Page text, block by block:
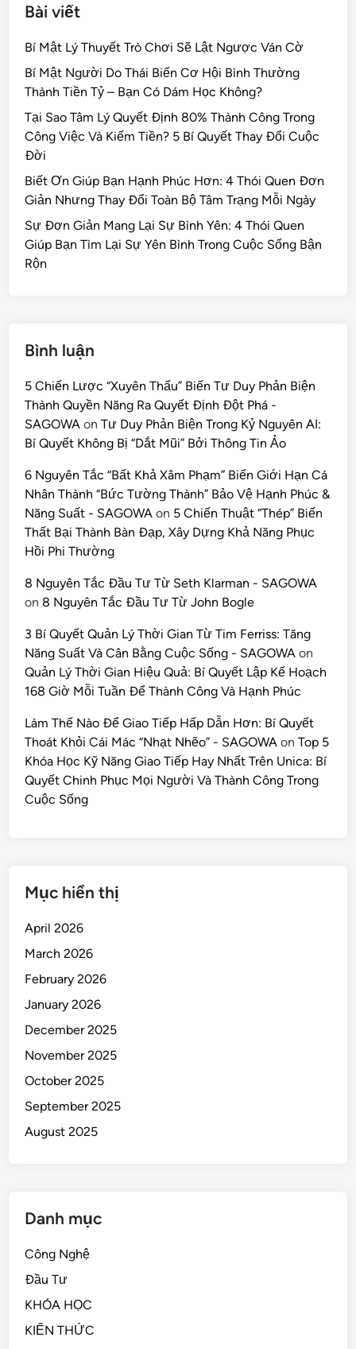
Bài viết
Bí Mật Lý Thuyết Trò Chơi Sẽ Lật Ngược Ván Cờ
Bí Mật Người Do Thái Biến Cơ Hội Bình Thường
Thành Tiền Tỷ – Bạn Có Dám Học Không?
Tại Sao Tâm Lý Quyết Định 80% Thành Công Trong
Công Việc Và Kiếm Tiền? 5 Bí Quyết Thay Đổi Cuộc
Đời
Biết Ơn Giúp Bạn Hạnh Phúc Hơn: 4 Thói Quen Đơn
Giản Nhưng Thay Đổi Toàn Bộ Tâm Trạng Mỗi Ngày
Sự Đơn Giản Mang Lại Sự Bình Yên: 4 Thói Quen
Giúp Bạn Tìm Lại Sự Yên Bình Trong Cuộc Sống Bận
Rộn
Bình luận
5 Chiến Lược “Xuyên Thấu” Biến Tư Duy Phản Biện
Thành Quyền Năng Ra Quyết Định Đột Phá -
SAGOWA onTư Duy Phản Biện Trong Kỷ Nguyên AI:
Bí Quyết Không Bị “Dắt Mũi” Bởi Thông Tin Ảo
6 Nguyên Tắc “Bất Khả Xâm Phạm” Biến Giới Hạn Cá
Nhân Thành “Bức Tường Thành” Bảo Vệ Hạnh Phúc &
Năng Suất - SAGOWA on 5 Chiến Thuật “Thép” Biến
Thất Bại Thành Bàn Đạp, Xây Dựng Khả Năng Phục
Hồi Phi Thường
8 Nguyên Tắc Đầu Tư Từ Seth Klarman - SAGOWA
on 8 Nguyên Tắc Đầu Tư Từ John Bogle
3 Bí Quyết Quản Lý Thời Gian Từ Tim Ferriss: Tăng
Năng Suất Và Cân Bằng Cuộc Sống - SAGOWA on
Quản Lý Thời Gian Hiệu Quả: Bí Quyết Lập Kế Hoạch
168 Giờ Mỗi Tuần Để Thành Công Và Hạnh Phúc
Làm Thế Nào Để Giao Tiếp Hấp Dẫn Hơn: Bí Quyết
Thoát Khỏi Cái Mác “Nhạt Nhẽo” - SAGOWA onTop 5
Khóa Học Kỹ Năng Giao Tiếp Hay Nhất Trên Unica: Bí
Quyết Chinh Phục Mọi Người Và Thành Công Trong
Cuộc Sống
Mục hiển thị
April 2026
March 2026
February 2026
January 2026
December 2025
November 2025
October 2025
September 2025
August 2025
Danh mục
Công Nghệ
Đầu Tư
KHÓA HỌC
KIẾN THỨC